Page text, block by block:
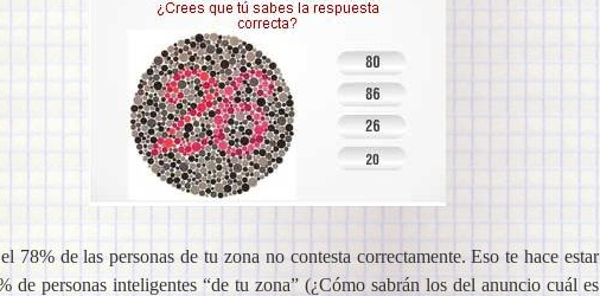
78% de las personas de tu zona no contesta correctamente. Eso te hace estar
de personas inteligentes “de tu zona” (¿Cómo sabrán los del anuncio cuál es